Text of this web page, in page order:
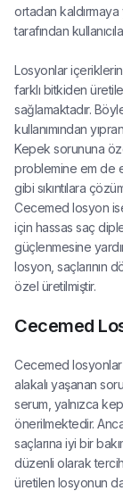
ortadan
tarafından
Losyonlar
farklı bitkiden
sağlamaktadır.
kullanımından
Kepek sorununa
problemine em de
gibi sıkıntılara
Cecemed losyon ise
için hassas saç
güçlenmesine
losyon, saçlarının
özel üretilmiştir.
Cecemed
Cecemed
alakalı yaşanan
serum, yalnızca
önerilmektedir.
saçlarına iyi bir
düzenli olarak
üretilen losyonun